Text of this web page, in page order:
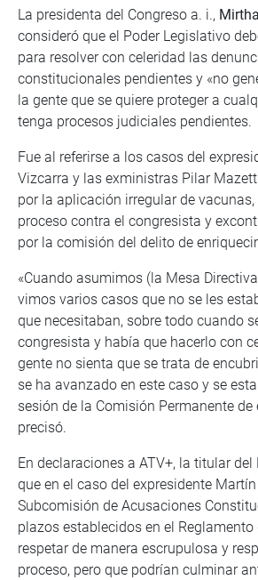
La presidenta del Congreso a. i.,
consideró que el Poder Legislativo
para resolver con celeridad las
constitucionales pendientes y «no
la gente que se quiere proteger a
tenga procesos judiciales pendientes.
Fue al referirse a los casos del
Vizcarra y las exministras Pilar
por la aplicación irregular de
proceso contra el congresista y
por la comisión del delito de
«Cuando asumimos (la Mesa
vimos varios casos que no se les
que necesitaban, sobre todo cuando
congresista y había que hacerlo con
gente no sienta que se trata de
se ha avanzado en este caso y se
sesión de la Comisión Permanente de
precisó.
En declaraciones a ATV+, la titular
que en el caso del expresidente
Subcomisión de Acusaciones
plazos establecidos en el Reglamento
respetar de manera escrupulosa y
proceso, pero que podrían culminar